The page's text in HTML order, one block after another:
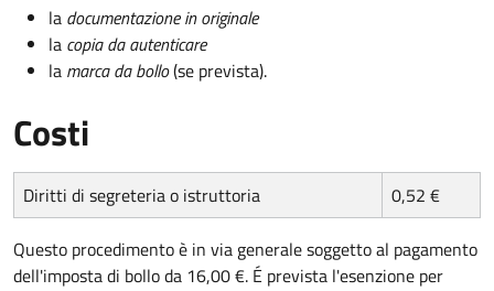
la documentazione in originale
la copia da autenticare
la marca da bollo(se prevista).
Costi
Diritti di segreteria o istruttoria 0,52 €
Questo procedimento è in via generale soggetto al pagamento
dell'imposta di bollo da 16,00 €. É prevista l'esenzione per